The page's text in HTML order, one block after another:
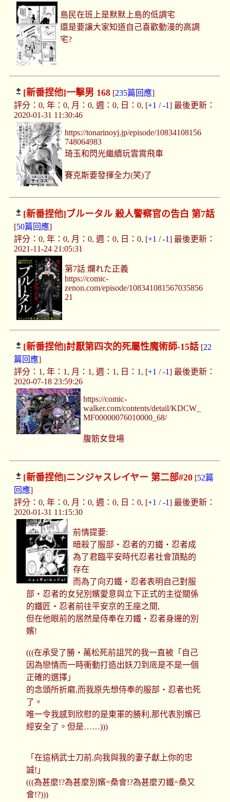
島民在班上是默默上島的低調宅
還是要讓大家知道自己喜歡動漫的高調
宅?
[新番捏他]一擊男 168[235篇回應]
評分：0, 年：0, 月：0, 週：0, 日：0, [+1 /-1] 最後更新：
2020-01-31 11:30:46
https://tonarinoyj.jp/episode/10834108156
748064983
琦玉和閃光繼續玩雲霄飛車
賽克斯要發揮全力(笑)了
[新番捏他]ブルータル 殺人警察官の告白 第7話
[50篇回應]
評分：0, 年：0, 月：0, 週：0, 日：0, [+1 /-1] 最後更新：
2021-11-24 21:05:31
第7話 爛れた正義
https://comic-
zenon.com/episode/108341081567035856
21
[新番捏他]討厭第四次的死屬性魔術師-15話[22
篇回應]
評分：1, 年：1, 月：1, 週：1, 日：1, [+1 /-1] 最後更新：
2020-07-18 23:59:26
https://comic-
walker.com/contents/detail/KDCW_
MF00000076010000_68/
腹筋女登場
[新番捏他]ニンジャスレイヤー 第二部#20[52篇
回應]
評分：0, 年：0, 月：0, 週：0, 日：0, [+1 /-1] 最後更新：
2020-01-31 11:15:30
前情提要:
暗殺了服部‧忍者的刃鐵‧忍者成
為了君臨平安時代忍者社會頂點的
存在
而為了向刃鐵‧忍者表明自己對服
部‧忍者的女兒別嬪愛意與立下正式的主從關係
的鐵匠‧忍者前往平安京的王座之間,
但在他眼前的居然是侍奉在刃鐵‧忍者身邊的別
嬪!
(((在承受了勝‧萬松死前詛咒的我一直被「自己
因為戀情而一時衝動打造出妖刀到底是不是一個
正確的選擇」
的念頭所折磨,而我原先想侍奉的服部‧忍者也死
了。
唯一令我感到欣慰的是東軍的勝利,那代表別嬪已
經安全了。但是……)))
「在這柄武士刀前,向我與我的妻子獻上你的忠
誠!」
(((為甚麼!?為甚麼別嬪=桑會!?為甚麼刃鐵=桑又
會!?)))